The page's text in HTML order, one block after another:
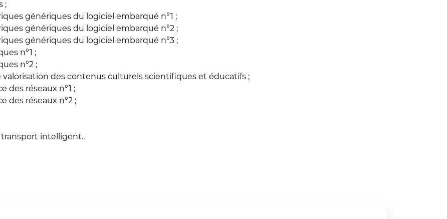
;
génériques du logiciel embarqué n°1 ;
génériques du logiciel embarqué n°2 ;
génériques du logiciel embarqué n°3 ;
n°1 ;
n°2 ;
des contenus culturels scientifiques et éducatifs ;
des réseaux n°1 ;
des réseaux n°2 ;
transport intelligent..